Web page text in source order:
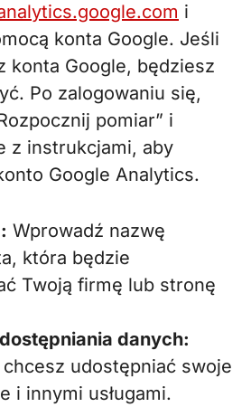
i
konta Google. Jeśli
konta Google, będziesz
Po zalogowaniu się,
pomiar” i
z instrukcjami, aby
Google Analytics.
Wprowadź nazwę
która będzie
Twoją firmę lub stronę
danych:
udostępniać swoje
i innymi usługami.